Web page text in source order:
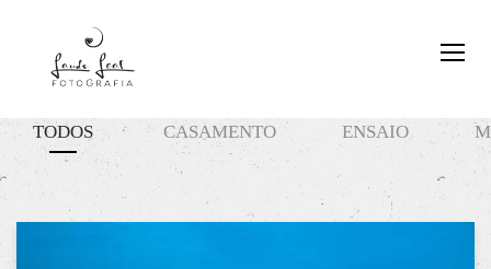
TODOS CASAMENTO ENSAIO